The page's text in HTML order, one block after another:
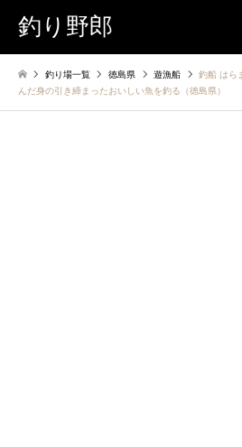
釣り野郎
釣り場一覧 徳島県 遊漁船
釣船 はら
んだ身の引き締まったおいしい魚を釣る（徳島県）